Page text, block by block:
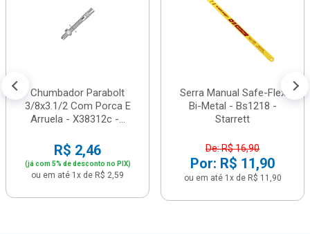
Chumbador Parabolt
3/8x3.1/2 Com Porca E
Arruela - X38312c -...
R$ 2,46
(já com 5% de desconto no PIX)
ou em até 1x de R$ 2,59
Serra Manual Safe-Flex
Bi-Metal - Bs1218 -
Starrett
De: R$ 16,90
Por: R$ 11,90
ou em até 1x de R$ 11,90